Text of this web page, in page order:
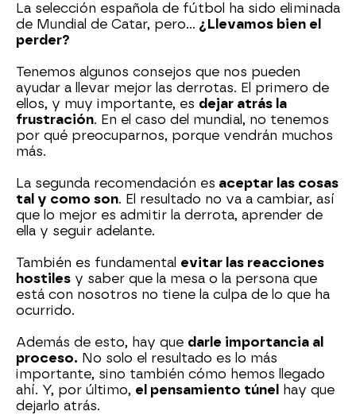
La selección española de fútbol ha sido eliminada
de Mundial de Catar, pero… ¿Llevamos bien el
perder?
Tenemos algunos consejos que nos pueden
ayudar a llevar mejor las derrotas. El primero de
ellos, y muy importante, es dejar atrás la
frustración. En el caso del mundial, no tenemos
por qué preocuparnos, porque vendrán muchos
más.
La segunda recomendación es aceptar las cosas
tal y como son. El resultado no va a cambiar, así
que lo mejor es admitir la derrota, aprender de
ella y seguir adelante.
También es fundamental evitar las reacciones
hostiles y saber que la mesa o la persona que
está con nosotros no tiene la culpa de lo que ha
ocurrido.
Además de esto, hay que darle importancia al
proceso. No solo el resultado es lo más
importante, sino también cómo hemos llegado
ahí. Y, por último, el pensamiento túnel
hay que
dejarlo atrás.